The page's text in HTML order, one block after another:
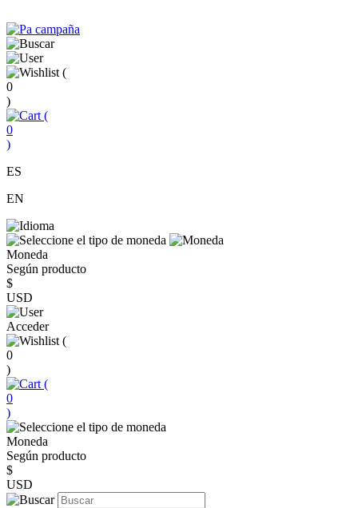
(
0
)
(
0
)
ES
EN
Moneda
Según producto
$
USD
Acceder
(
0
)
(
0
)
Moneda
Según producto
$
USD